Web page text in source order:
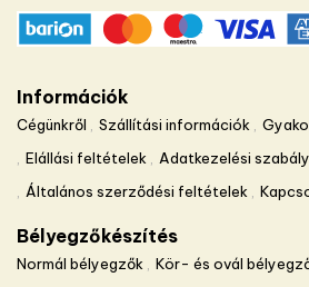
Információk
Cégünkről Szállítási információk
Elállási feltételek
Adatkezelési
Általános szerződési feltételek
Bélyegzőkészítés
Normál bélyegzők Kör- és ovál